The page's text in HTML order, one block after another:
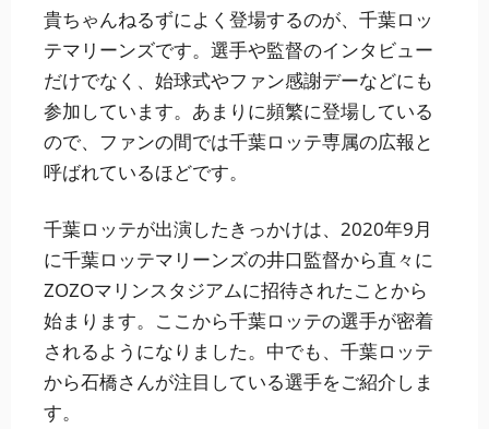
貴ちゃんねるずによく登場するのが、千葉ロッ
テマリーンズです。選手や監督のインタビュー
だけでなく、始球式やファン感謝デーなどにも
参加しています。あまりに頻繁に登場している
ので、ファンの間では千葉ロッテ専属の広報と
呼ばれているほどです。
千葉ロッテが出演したきっかけは、2020年9月
に千葉ロッテマリーンズの井口監督から直々に
ZOZOマリンスタジアムに招待されたことから
始まります。ここから千葉ロッテの選手が密着
されるようになりました。中でも、千葉ロッテ
から石橋さんが注目している選手をご紹介しま
す。